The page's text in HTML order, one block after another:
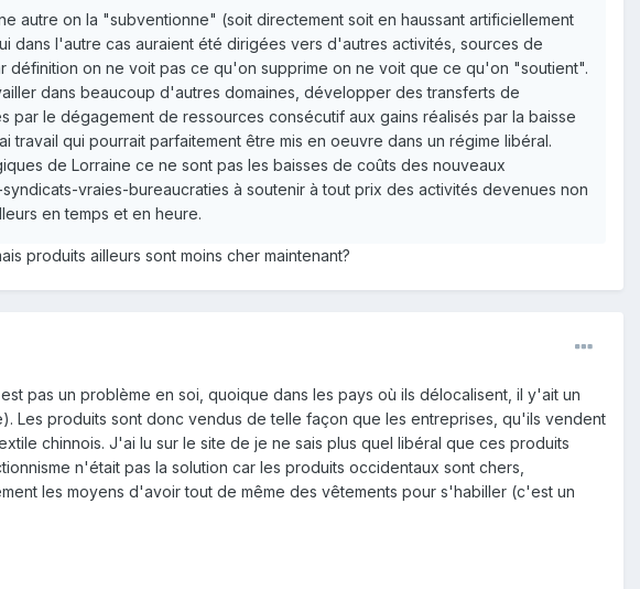
on la "subventionne" (soit directement soit en haussant artificiellement
l'autre cas auraient été dirigées vers d'autres activités, sources de
on ne voit pas ce qu'on supprime on ne voit que ce qu'on "soutient".
dans beaucoup d'autres domaines, développer des transferts de
le dégagement de ressources consécutif aux gains réalisés par la baisse
qui pourrait parfaitement être mis en oeuvre dans un régime libéral.
de Lorraine ce ne sont pas les baisses de coûts des nouveaux
vraies-bureaucraties à soutenir à tout prix des activités devenues non
en temps et en heure.
produits ailleurs sont moins cher maintenant?
pas un problème en soi, quoique dans les pays où ils délocalisent, il y'ait un
Les produits sont donc vendus de telle façon que les entreprises, qu'ils vendent
chinnois. J'ai lu sur le site de je ne sais plus quel libéral que ces produits
n'était pas la solution car les produits occidentaux sont chers,
les moyens d'avoir tout de même des vêtements pour s'habiller (c'est un